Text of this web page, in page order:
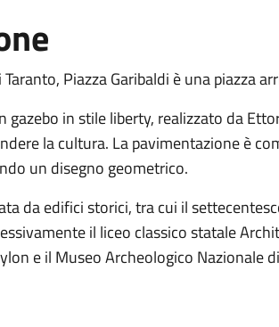
Piazza Garibaldi è una piazza
gazebo in stile liberty, realizzato da
la cultura. La pavimentazione è
un disegno geometrico.
da edifici storici, tra cui il
il liceo classico statale
e il Museo Archeologico Nazionale